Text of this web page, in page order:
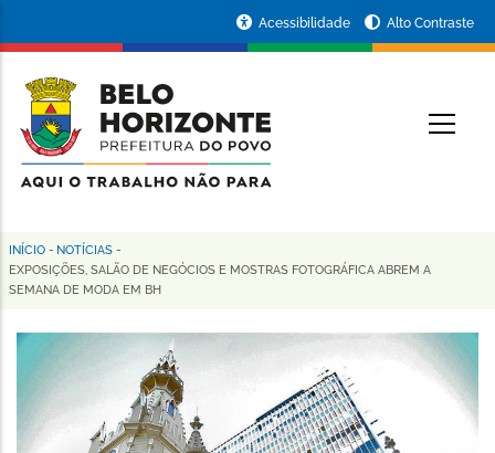
conteúdo
principal
da
Prefeitura
de
Horizonte
Acessibilidade Alto Contraste
Trilha
de
navegação
INÍCIO - NOTÍCIAS -
EXPOSIÇÕES, SALÃO DE NEGÓCIOS E MOSTRAS FOTOGRÁFICA ABREM A
SEMANA DE MODA EM BH